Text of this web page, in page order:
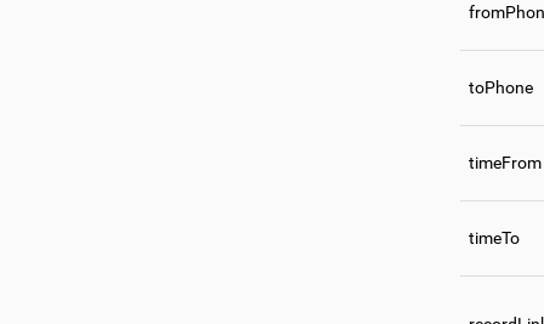
toPhone
timeFrom
timeTo